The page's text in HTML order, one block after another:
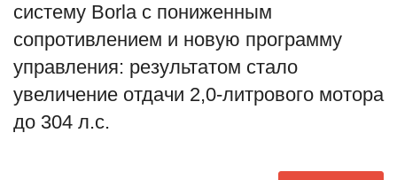
систему Borla с пониженным
сопротивлением и новую программу
управления: результатом стало
увеличение отдачи 2,0-литрового мотора
до 304 л.с.